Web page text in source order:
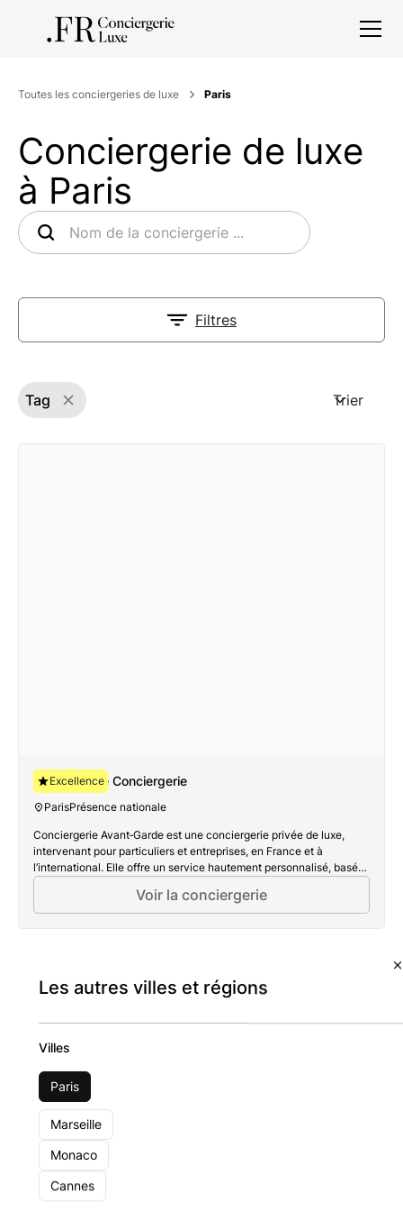
Toutes les conciergeries de luxe Paris
Conciergerie de luxe
à Paris
Les autres villes et régions
Villes
Paris
Marseille
Monaco
Cannes
Filtres
Tag Trier
Avant-Garde Conciergerie
ParisPrésence nationale
Conciergerie Avant‑Garde est une conciergerie privée de luxe,
intervenant pour particuliers et entreprises, en France et à
l’international. Elle offre un service hautement personnalisé, basé
sur la réactivité, la discrétion et l’excellence. Forte d’une expertise
éprouvée et d’un taux de satisfaction de 98 %, Avant-Garde
incarne la quintessence d’un luxe discret et exigeant.
Excellence
Voir la conciergerie